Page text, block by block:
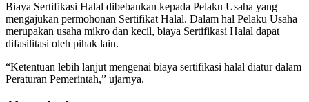
Biaya Sertifikasi Halal dibebankan kepada Pelaku Usaha yang
mengajukan permohonan Sertifikat Halal. Dalam hal Pelaku Usaha
merupakan usaha mikro dan kecil, biaya Sertifikasi Halal dapat
difasilitasi oleh pihak lain.
“Ketentuan lebih lanjut mengenai biaya sertifikasi halal diatur dalam
Peraturan Pemerintah,” ujarnya.